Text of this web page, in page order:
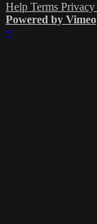
Help Terms Privacy
Powered by Vimeo
×